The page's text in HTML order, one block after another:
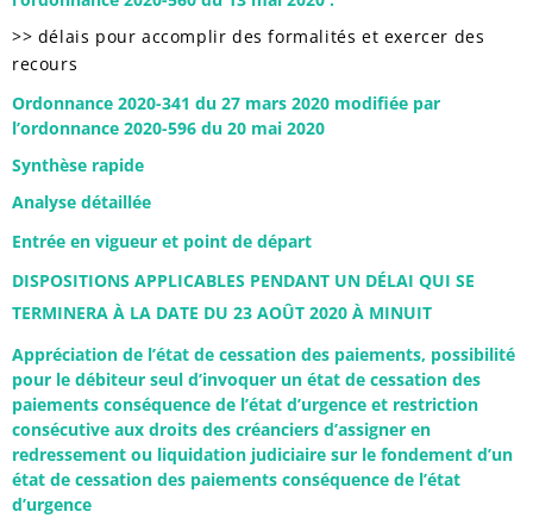
>> délais pour accomplir des formalités et exercer des
recours
Ordonnance 2020-341 du 27 mars 2020 modifiée par
l’ordonnance 2020-596 du 20 mai 2020
Synthèse rapide
Analyse détaillée
Entrée en vigueur et point de départ
DISPOSITIONS APPLICABLES PENDANT UN DÉLAI QUI SE
TERMINERA À LA DATE DU 23 AOÛT 2020 À MINUIT
Appréciation de l’état de cessation des paiements, possibilité
pour le débiteur seul d’invoquer un état de cessation des
paiements conséquence de l’état d’urgence et restriction
consécutive aux droits des créanciers d’assigner en
redressement ou liquidation judiciaire sur le fondement d’un
état de cessation des paiements conséquence de l’état
d’urgence